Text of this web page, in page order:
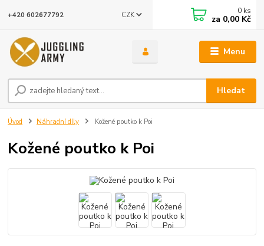
Menu
CZK
Hledat
+420 602677792 0 ks
za 0,00 Kč
Úvod Náhradní díly Kožené poutko k Poi
Kožené poutko k Poi